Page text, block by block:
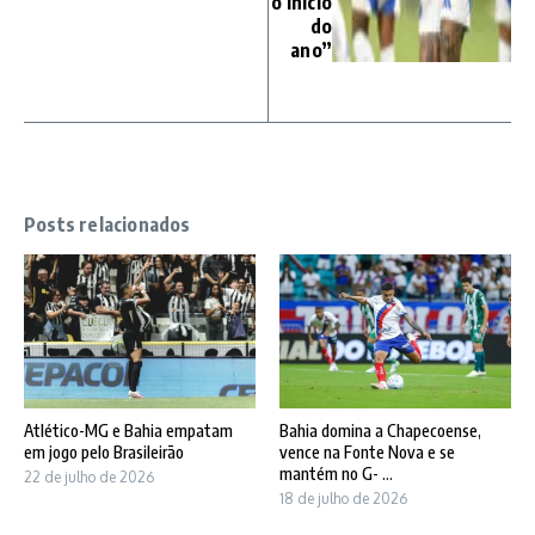
do
ano”
Posts relacionados
Atlético-MG e Bahia empatam
em jogo pelo Brasileirão
22 de julho de 2026
Bahia domina a Chapecoense,
vence na Fonte Nova e se
mantém no G- ...
18 de julho de 2026